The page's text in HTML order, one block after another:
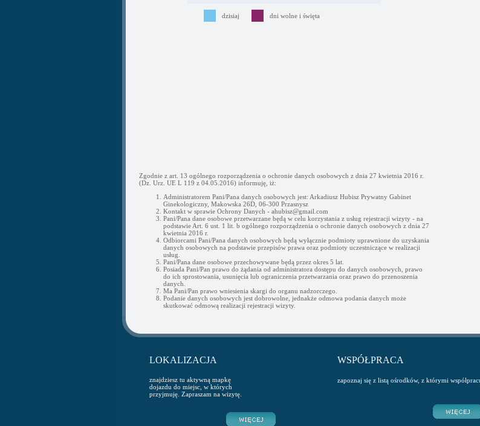
dzisiaj dni wolne i święta
Zgodnie z art. 13 ogólnego rozporządzenia o ochronie danych osobowych z dnia 27 kwietnia 2016 r.
(Dz. Urz. UE L 119 z 04.05.2016) informuję, iż:
Administratorem Pani/Pana danych osobowych jest: Arkadiusz Hubisz Prywatny Gabinet
Ginekologiczny, Makowska 26D, 06-300 Przasnysz
Kontakt w sprawie Ochrony Danych - ahubisz@gmail.com
Pani/Pana dane osobowe przetwarzane będą w celu korzystania z usług rejestracji wizyty - na
podstawie Art. 6 ust. 1 lit. b ogólnego rozporządzenia o ochronie danych osobowych z dnia 27
kwietnia 2016 r.
Odbiorcami Pani/Pana danych osobowych będą wyłącznie podmioty uprawnione do uzyskania
danych osobowych na podstawie przepisów prawa oraz podmioty uczestniczące w realizacji
usług.
Pani/Pana dane osobowe przechowywane będą przez okres 5 lat.
Posiada Pani/Pan prawo do żądania od administratora dostępu do danych osobowych, prawo
do ich sprostowania, usunięcia lub ograniczenia przetwarzania oraz prawo do przenoszenia
danych.
Ma Pani/Pan prawo wniesienia skargi do organu nadzorczego.
Podanie danych osobowych jest dobrowolne, jednakże odmowa podania danych może
skutkować odmową realizacji rejestracji wizyty.
LOKALIZACJA
znajdziesz tu aktywną mapkę
dojazdu do miejsc, w których
przyjmuję. Zapraszam na wizytę.
WSPÓŁPRACA
zapoznaj się z listą ośrodków, z którymi